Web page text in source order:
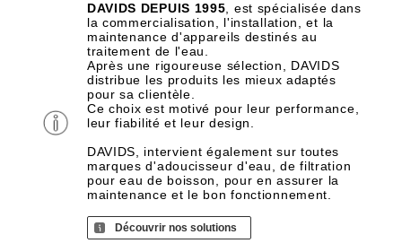
DAVIDS DEPUIS 1995 , est spécialisée dans
la commercialisation, l'installation, et la
maintenance d'appareils destinés au
traitement de l'eau.
Après une rigoureuse sélection, DAVIDS
distribue les produits les mieux adaptés
pour sa clientèle.
Ce choix est motivé pour leur performance,
leur fiabilité et leur design.
DAVIDS, intervient également sur toutes
marques d'adoucisseur d'eau, de filtration
pour eau de boisson, pour en assurer la
maintenance et le bon fonctionnement.
Découvrir nos solutions